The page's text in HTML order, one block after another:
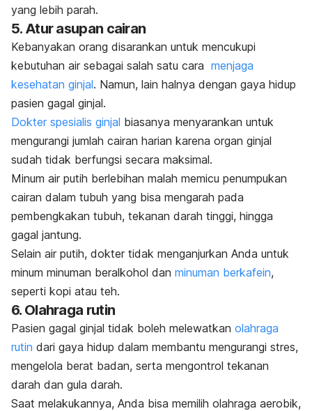
yang lebih parah.
5. Atur asupan cairan
Kebanyakan orang disarankan untuk mencukupi
kebutuhan air sebagai salah satu cara menjaga
kesehatan ginjal. Namun, lain halnya dengan gaya hidup
pasien gagal ginjal.
Dokter spesialis ginjal biasanya menyarankan untuk
mengurangi jumlah cairan harian karena organ ginjal
sudah tidak berfungsi secara maksimal.
Minum air putih berlebihan malah memicu penumpukan
cairan dalam tubuh yang bisa mengarah pada
pembengkakan tubuh, tekanan darah tinggi, hingga
gagal jantung.
Selain air putih, dokter tidak menganjurkan Anda untuk
minum minuman beralkohol dan minuman berkafein,
seperti kopi atau teh.
6. Olahraga rutin
Pasien gagal ginjal tidak boleh melewatkan olahraga
rutin dari gaya hidup dalam membantu mengurangi stres,
mengelola berat badan, serta mengontrol tekanan
darah dan gula darah.
Saat melakukannya, Anda bisa memilih olahraga aerobik,